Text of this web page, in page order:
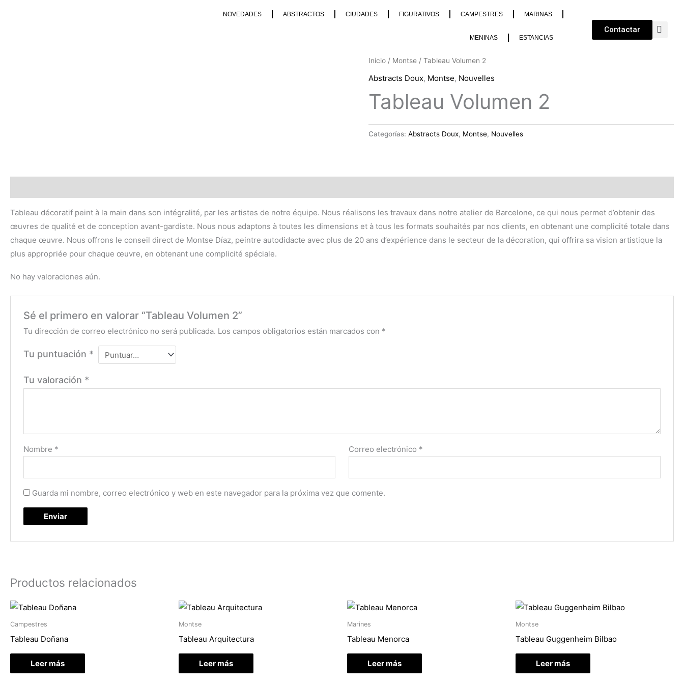
NOVEDADES ABSTRACTOS CIUDADES FIGURATIVOS CAMPESTRES MARINAS
MENINAS ESTANCIAS
Contactar
Inicio / Montse / Tableau Volumen 2
Abstracts Doux, Montse, Nouvelles
Tableau Volumen 2
Categorías:Abstracts Doux, Montse, Nouvelles
Tableau décoratif peint à la main dans son intégralité, par les artistes de notre équipe. Nous réalisons les travaux dans notre atelier de Barcelone, ce qui nous permet d’obtenir des
œuvres de qualité et de conception avant-gardiste. Nous nous adaptons à toutes les dimensions et à tous les formats souhaités par nos clients, en obtenant une complicité totale dans
chaque œuvre. Nous offrons le conseil direct de Montse Díaz, peintre autodidacte avec plus de 20 ans d’expérience dans le secteur de la décoration, qui offrira sa vision artistique la
plus appropriée pour chaque œuvre, en obtenant une complicité spéciale.
No hay valoraciones aún.
Sé el primero en valorar “Tableau Volumen 2”
Tu dirección de correo electrónico no será publicada. Los campos obligatorios están marcados con *
Tu puntuación *
Tu valoración *
Nombre * Correo electrónico *
Guarda mi nombre, correo electrónico y web en este navegador para la próxima vez que comente.
Productos relacionados
Campestres
Tableau Doñana
Leer más
Montse
Tableau Arquitectura
Leer más
Marines
Tableau Menorca
Leer más
Montse
Tableau Guggenheim Bilbao
Leer más